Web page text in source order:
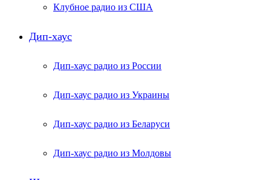
Клубное радио из США
Дип-хаус
Дип-хаус радио из России
Дип-хаус радио из Украины
Дип-хаус радио из Беларуси
Дип-хаус радио из Молдовы